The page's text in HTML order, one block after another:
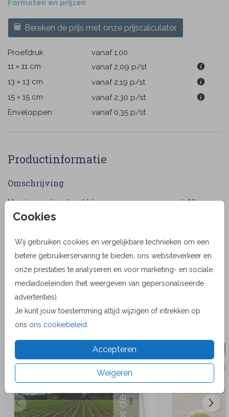
Cookies
Wij gebruiken cookies en vergelijkbare technieken om een
betere gebruikerservaring te bieden, ons websiteverkeer en
onze prestaties te analyseren en voor marketing- en sociale
mediadoeleinden (het weergeven van gepersonaliseerde
advertenties).
Je kunt jouw toestemming altijd wijzigen of intrekken op
ons ons cookiebeleid
Accepteren
Weigeren
Formaten en prijzen
Bereken de prijs met onze prijscalculator
Proefdruk
vanaf 1,00
11 × 11 cm
vanaf 2,09 p/st
13 × 13 cm
vanaf 2,19 p/st
15 × 15 cm
vanaf 2,30 p/st
Enveloppen
vanaf 0,35 p/st
Productinformatie
Omschrijving
Mooie rouwkaart met bloesem en een rouwrand. Alle
teksten en kleuren zijn naar keuze aan te passen. (521)
MyCards Design
Collectie
Veel gekozen producten